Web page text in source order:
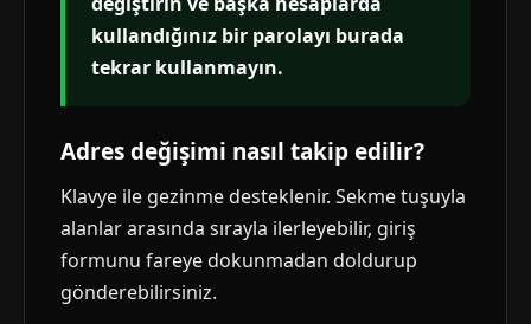
kullandığınız bir parolayı burada
tekrar kullanmayın.
Adres değişimi nasıl takip edilir?
Klavye ile gezinme desteklenir. Sekme tuşuyla
alanlar arasında sırayla ilerleyebilir, giriş
formunu fareye dokunmadan doldurup
gönderebilirsiniz.